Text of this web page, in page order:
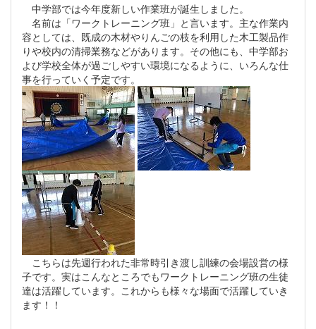
中学部では今年度新しい作業班が誕生しました。
名前は「ワークトレーニング班」と言います。主な作業内
容としては、既成の木材やりんごの枝を利用した木工製品作
りや校内の清掃業務などがあります。その他にも、中学部お
よび学校全体が過ごしやすい環境になるように、いろんな仕
事を行っていく予定です。
こちらは先週行われた非常時引き渡し訓練の会場設営の様
子です。実はこんなところでもワークトレーニング班の生徒
達は活躍しています。これからも様々な場面で活躍していき
ます！！